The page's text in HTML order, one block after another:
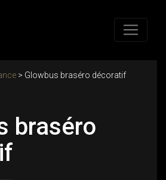
> Glowbus braséro décoratif
braséro